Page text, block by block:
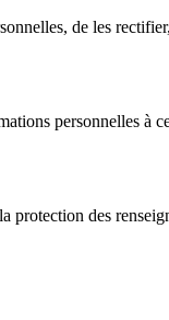
de les
personnelles à
protection des